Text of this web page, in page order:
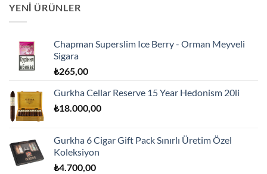
YENI ÜRÜNLER
Chapman Superslim Ice Berry - Orman Meyveli
Sigara
₺265,00
Gurkha Cellar Reserve 15 Year Hedonism 20li
₺18.000,00
Gurkha 6 Cigar Gift Pack Sınırlı Üretim Özel
Koleksiyon
₺4.700,00